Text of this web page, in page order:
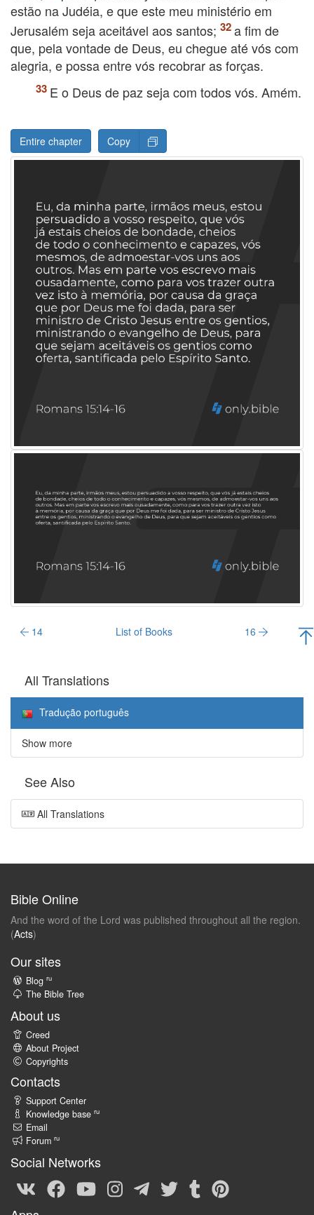
estão na Judéia, e que este meu ministério em
Jerusalém seja aceitável aos santos;
a fim de
que, pela vontade de Deus, eu chegue até vós com
alegria, e possa entre vós recobrar as forças.
E o Deus de paz seja com todos vós. Amém.
Entire chapter Copy
14 List of Books 16
All Translations
Tradução português
Show more
See Also
All Translations
Bible Online
And the word of the Lord was published throughout all the region.
(Acts)
Our sites
Blog ru
The Bible Tree
About us
Creed
About Project
Copyrights
Contacts
Support Center
Knowledge base ru
Email
Forum ru
Social Networks